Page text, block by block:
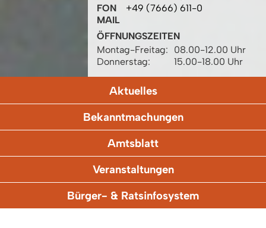
FON
+49 (7666) 611-0
MAIL
ÖFFNUNGSZEITEN
Montag-Freitag:
08.00-12.00 Uhr
Donnerstag:
15.00-18.00 Uhr
Aktuelles
Bekanntmachungen
Amtsblatt
Veranstaltungen
Bürger- & Ratsinfosystem